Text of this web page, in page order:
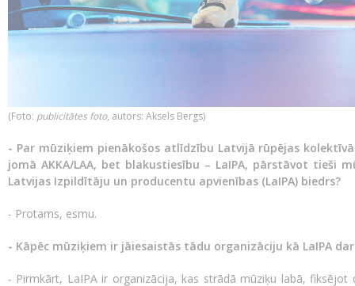
​(Foto: publicitātes foto, autors: Aksels Bergs)
- Par mūziķiem pienākošos atlīdzību Latvijā rūpējas
jomā AKKA/LAA, bet blakustiesību – LaIPA, pārstāvot tieši
Latvijas Izpildītāju un producentu apvienības (LaIPA) biedrs?
- Protams, esmu.
- Kāpēc mūziķiem ir jāiesaistās tādu organizāciju kā LaIPA
- Pirmkārt, LaIPA ir organizācija, kas strādā mūziķu labā,